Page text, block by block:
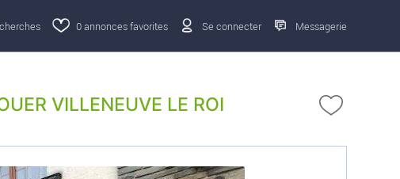
0annonces favorites Se connecter Messagerie
VILLENEUVE LE ROI